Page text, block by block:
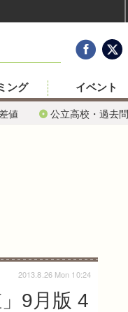
値 公立高校・過去問
ング イベント
9月版 4
2013.8.26 Mon 10:24